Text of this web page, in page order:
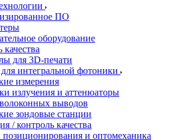
ПО
оборудование
для 3D-печати
интегральной фотоники
измерения
излучения и аттенюаторы
выводов
зондовые станции
/ контроль качества
и оптомеханика